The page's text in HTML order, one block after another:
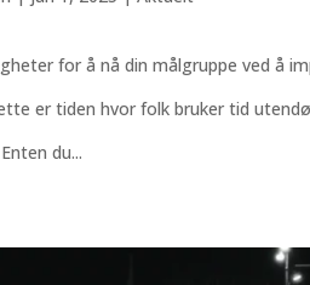
for å nå din målgruppe ved å
er tiden hvor folk bruker tid
du...